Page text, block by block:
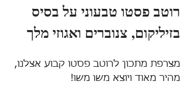
רוטב פסטו טבעוני על בסיס
בזיליקום, צנוברים ואגוזי מלך
מצרפת מתכון לרוטב פסטו קבוע אצלנו,
מהיר מאוד ויוצא משו משו!